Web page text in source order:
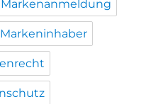
Markenanmeldung
Markeninhaber